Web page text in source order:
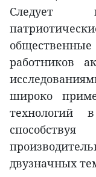
Следует
работников
широко
технологий
двузначных